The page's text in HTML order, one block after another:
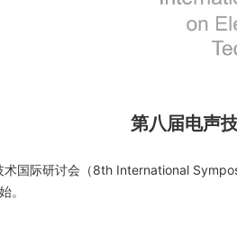
第八届电声
术国际研讨会（8th International
。